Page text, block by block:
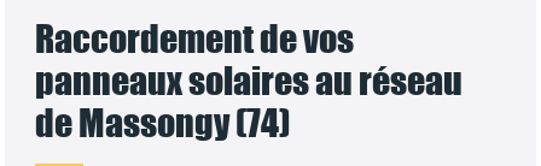
Raccordement de vos
panneaux solaires au réseau
de Massongy (74)